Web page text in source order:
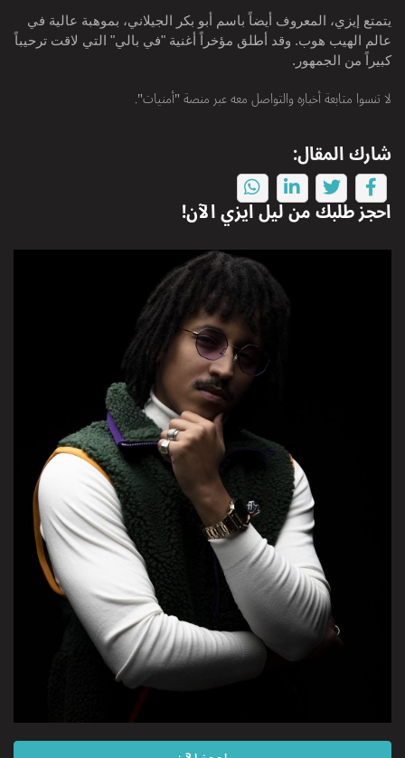
يتمتع إيزي، المعروف أيضاً باسم أبو بكر الجيلاني، بموهبة عالية في
عالم الهيب هوب. وقد أطلق مؤخراً أغنية "في بالي" التي لاقت ترحيباً
كبيراً من الجمهور.
لا تنسوا متابعة أخباره والتواصل معه عبر منصة "أمنيات".
شارك المقال:
احجز طلبك منليل ايزيالآن!